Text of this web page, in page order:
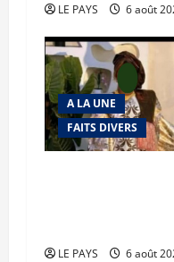
LE PAYS 6 août
A LA UNE
FAITS DIVERS
LE PAYS 6 août